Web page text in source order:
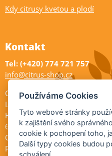
Kdy citrusy kvetou a plodí
Kontakt
Tel: (+420) 774 721 757
info@citrus-shop.cz
Citrus shop zahradnictví
Legionářů 2
Hodonín
695 01
Otevřeno:
Po-Pá 9-17
Používáme Cookies
Tyto webové stránky
k zajištění svého
cookie k pochopení toho,
Další typy cookies budou